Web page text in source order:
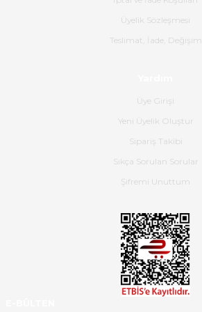
satış personeline de güzel ve
Ürün iki gün içinde elime
hassasiyetleri ve Ürünün kalitesi
Üyelik Sözleşmesi
Teslimat, İade, Değişim
Üye Girişi
Yeni Üyelik Oluştur
Sipariş Takibi
Sıkça Sorulan Sorular
Şifremi Unuttum